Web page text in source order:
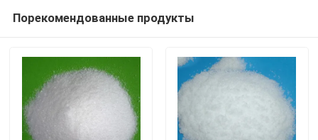
Порекомендованные продукты